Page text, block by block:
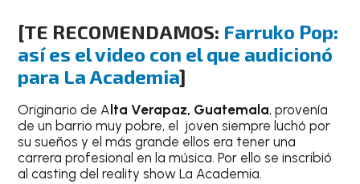
[TE RECOMENDAMOS: Farruko Pop:
así es el video con el que audicionó
para La Academia]
Originario de Alta Verapaz, Guatemala, provenía
de un barrio muy pobre, el joven siempre luchó por
su sueños y el más grande ellos era tener una
carrera profesional en la música. Por ello se inscribió
al casting del reality show La Academia.